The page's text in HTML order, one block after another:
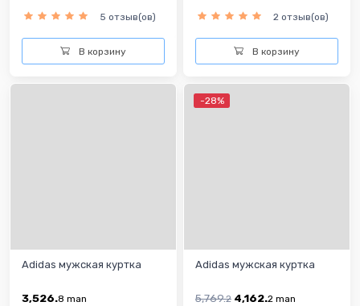
5 отзыв(ов)
В корзину
2 отзыв(ов)
В корзину
Adidas мужская куртка
3,526.8 man
-28%
Adidas мужская куртка
5,769.2 4,162.2 man